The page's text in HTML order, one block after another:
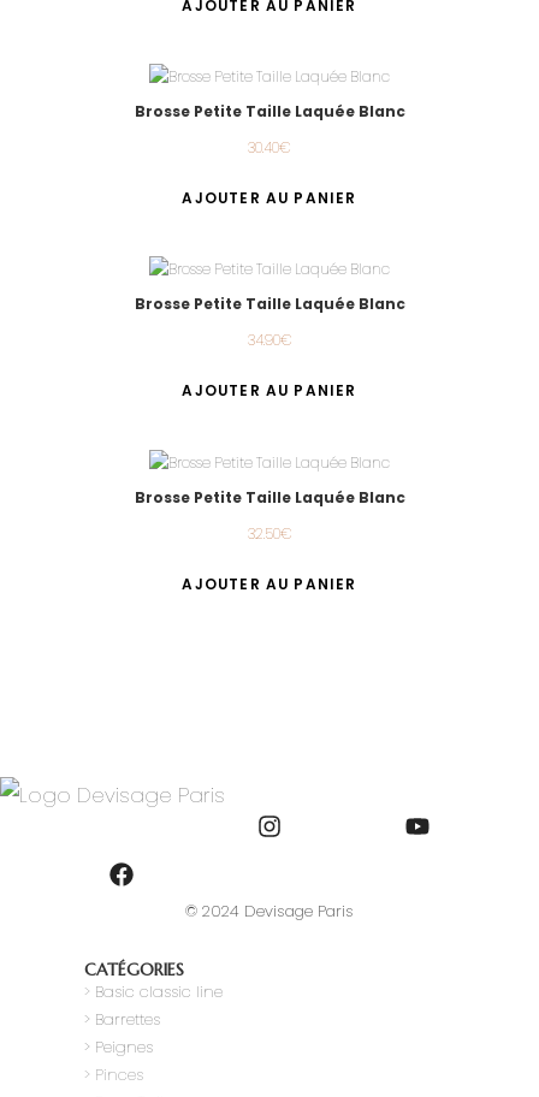
AJOUTER AU PANIER
Brosse Petite Taille Laquée Blanc
30.40€
AJOUTER AU PANIER
Brosse Petite Taille Laquée Blanc
34.90€
AJOUTER AU PANIER
Brosse Petite Taille Laquée Blanc
32.50€
AJOUTER AU PANIER
© 2024 Devisage Paris
CATÉGORIES
> Basic classic line
> Barrettes
> Peignes
> Pinces